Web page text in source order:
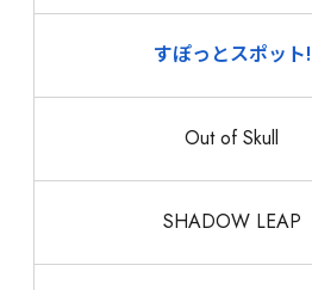
すぽっとスポット!
Out of Skull
SHADOW LEAP